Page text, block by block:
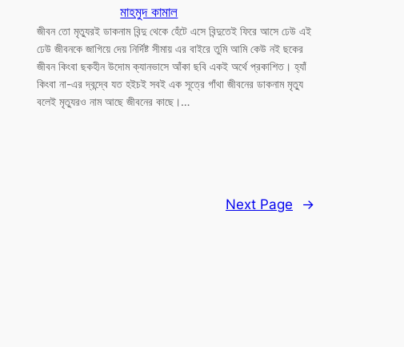
মাহমুদ কামাল
জীবন তো মৃত্যুরই ডাকনাম বিন্দু থেকে হেঁটে এসে বিন্দুতেই ফিরে আসে ঢেউ এই
ঢেউ জীবনকে জাগিয়ে দেয় নির্দিষ্ট সীমায় এর বাইরে তুমি আমি কেউ নই ছকের
জীবন কিংবা ছকহীন উদোম ক্যানভাসে আঁকা ছবি একই অর্থে প্রকাশিত। হ্যাঁ
কিংবা না-এর দ্বন্দ্বে যত হইচই সবই এক সূত্রে গাঁথা জীবনের ডাকনাম মৃত্যু
বলেই মৃত্যুরও নাম আছে জীবনের কাছে।…
Next Page →